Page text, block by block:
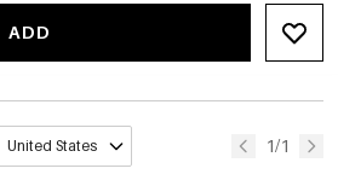
ADD
United States 1/1